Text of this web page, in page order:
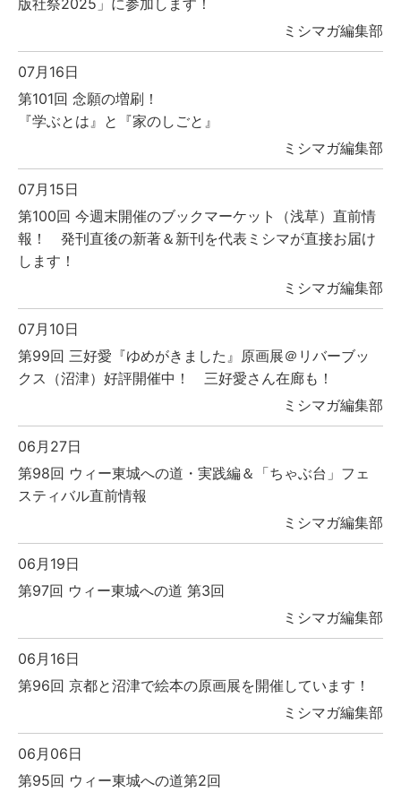
ミシマガ編集部
07月16日
第101回 念願の増刷！
『学ぶとは』と『家のしごと』
ミシマガ編集部
07月15日
第100回 今週末開催のブックマーケット（浅草）直前情
報！ 発刊直後の新著＆新刊を代表ミシマが直接お届け
します！
ミシマガ編集部
07月10日
第99回 三好愛『ゆめがきました』原画展＠リバーブッ
クス（沼津）好評開催中！ 三好愛さん在廊も！
ミシマガ編集部
06月27日
第98回 ウィー東城への道・実践編＆「ちゃぶ台」フェ
スティバル直前情報
ミシマガ編集部
06月19日
第97回 ウィー東城への道 第3回
ミシマガ編集部
06月16日
第96回 京都と沼津で絵本の原画展を開催しています！
ミシマガ編集部
06月06日
第95回 ウィー東城への道第2回